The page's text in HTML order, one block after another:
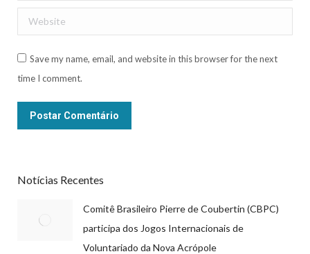
Website
Save my name, email, and website in this browser for the next
time I comment.
Postar Comentário
Notícias Recentes
Comitê Brasileiro Pierre de Coubertin (CBPC)
participa dos Jogos Internacionais de
Voluntariado da Nova Acrópole